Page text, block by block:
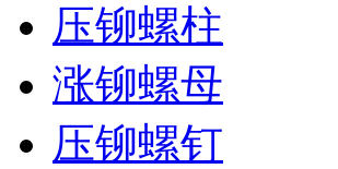
压铆螺柱
涨铆螺母
压铆螺钉